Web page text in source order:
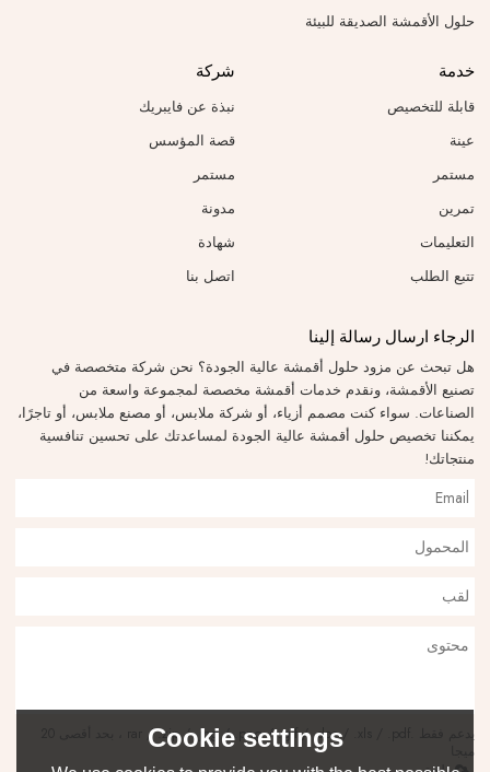
حلول الأقمشة الصديقة للبيئة
خدمة
قابلة للتخصيص
عينة
مستمر
تمرين
التعليمات
تتبع الطلب
شركة
نبذة عن فايبريك
قصة المؤسس
مستمر
مدونة
شهادة
اتصل بنا
الرجاء ارسال رسالة إلينا
هل تبحث عن مزود حلول أقمشة عالية الجودة؟ نحن شركة متخصصة في
تصنيع الأقمشة، ونقدم خدمات أقمشة مخصصة لمجموعة واسعة من
الصناعات. سواء كنت مصمم أزياء، أو شركة ملابس، أو مصنع ملابس، أو تاجرًا،
يمكننا تخصيص حلول أقمشة عالية الجودة لمساعدتك على تحسين تنافسية
منتجاتك!
ميجا
Cookie settings